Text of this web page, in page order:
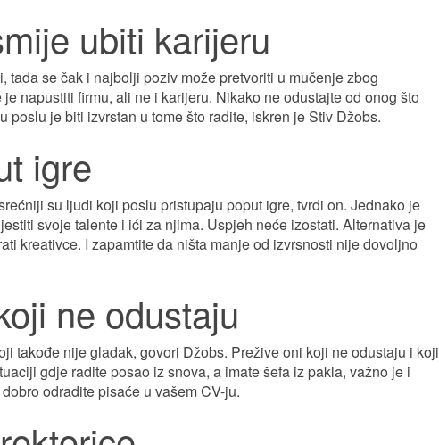
ubiti karijeru
se čak i najbolji poziv može pretvoriti u mučenje zbog
napustiti firmu, ali ne i karijeru. Nikako ne odustajte od onog što
je biti izvrstan u tome što radite, iskren je Stiv Džobs.
igre
su ljudi koji poslu pristupaju poput igre, tvrdi on. Jednako je
svoje talente i ići za njima. Uspjeh neće izostati. Alternativa je
kreativce. I zapamtite da ništa manje od izvrsnosti nije dovoljno
ne odustaju
takođe nije gladak, govori Džobs. Prežive oni koji ne odustaju i koji
gdje radite posao iz snova, a imate šefa iz pakla, važno je i
odradite pisaće u vašem CV-ju.